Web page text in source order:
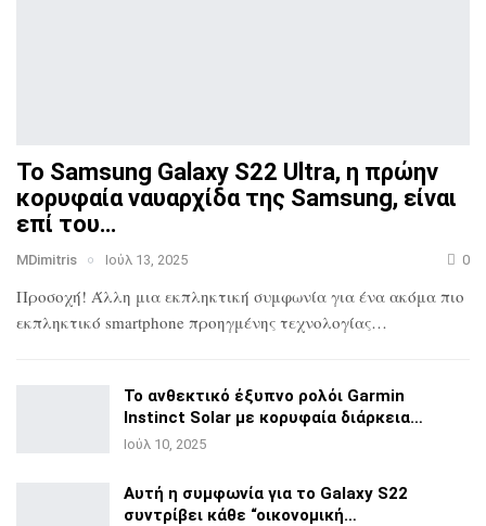
Το Samsung Galaxy S22 Ultra, η πρώην
κορυφαία ναυαρχίδατης Samsung, είναι
επί του…
MDimitris Ιούλ 13, 2025 0
Προσοχή! Άλλη μια εκπληκτική συμφωνία για ένα ακόμα πιο
εκπληκτικό smartphone προηγμένης τεχνολογίας…
Το ανθεκτικό έξυπνο ρολόι Garmin
Instinct Solar με κορυφαία διάρκεια…
Ιούλ 10, 2025
Αυτή η συμφωνία για το Galaxy S22
συντρίβει κάθε “οικονομική…